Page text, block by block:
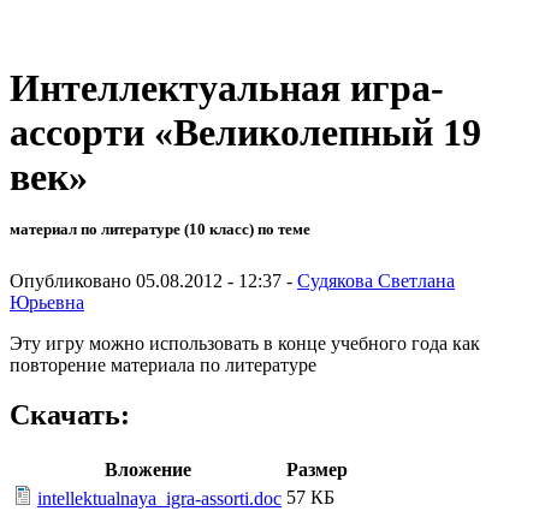
Интеллектуальная игра-
ассорти «Великолепный 19
век»
материал по литературе (10 класс) по теме
Опубликовано 05.08.2012 - 12:37 - Судякова Светлана
Юрьевна
Эту игру можно использовать в конце учебного года как
повторение материала по литературе
Скачать:
Вложение
Размер
intellektualnaya_igra-assorti.doc 57 КБ